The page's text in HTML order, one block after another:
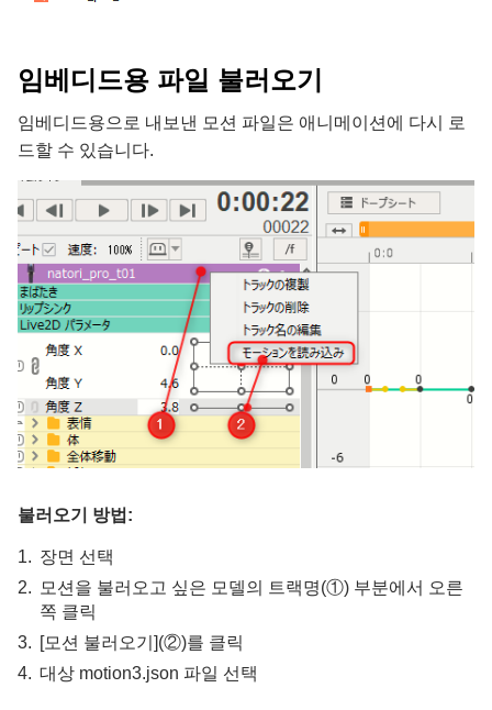
임베디드용 파일 불러오기
임베디드용으로 내보낸 모션 파일은 애니메이션에 다시 로
드할 수 있습니다.
불러오기 방법:
장면 선택
모션을 불러오고 싶은 모델의 트랙명(①) 부분에서 오른
쪽 클릭
[모션 불러오기](②)를 클릭
대상 motion3.json 파일 선택